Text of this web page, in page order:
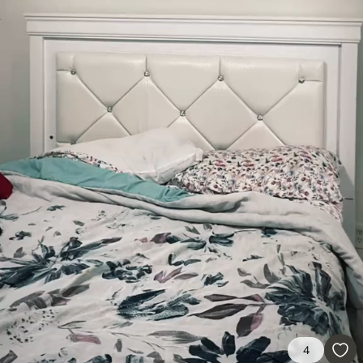
Premium
.67 34 /m²
Vinilo Premium
.00€ /m²
Peel and Stick
81.6548.99€/m²
4